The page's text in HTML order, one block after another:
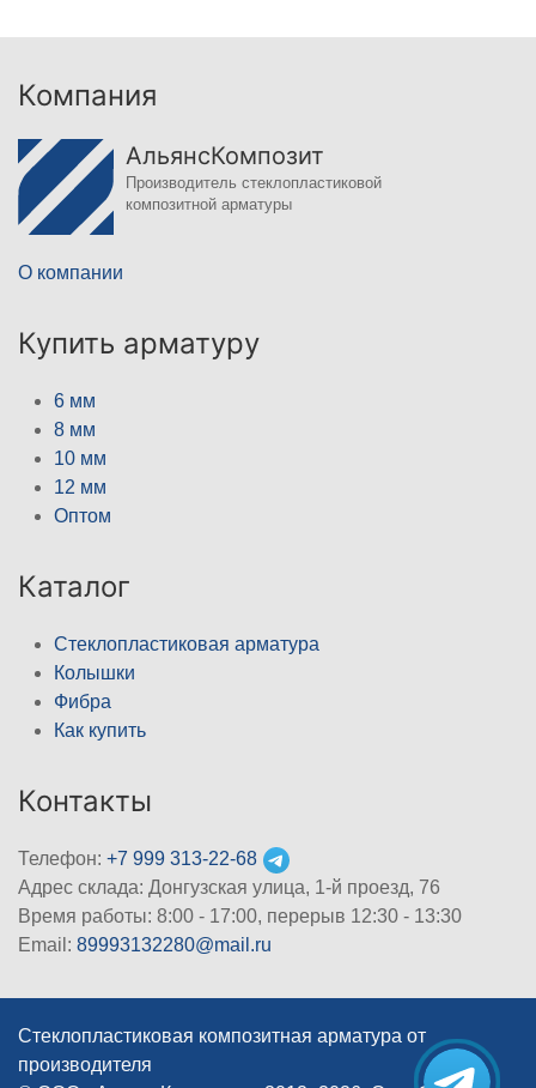
Компания
АльянсКомпозит
Производитель стеклопластиковой
композитной арматуры
О компании
Купить арматуру
6 мм
8 мм
10 мм
12 мм
Оптом
Каталог
Стеклопластиковая арматура
Колышки
Фибра
Как купить
Контакты
Телефон: +7 999 313-22-68
Адрес склада: Донгузская улица, 1-й проезд, 76
Время работы: 8:00 - 17:00, перерыв 12:30 - 13:30
Email: 89993132280@mail.ru
Стеклопластиковая композитная арматура от
производителя